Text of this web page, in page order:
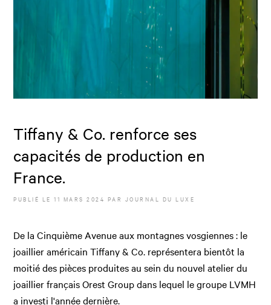
Tiffany & Co. renforce ses
capacités de production en
France.
PUBLIÉ LE11 MARS 2024 PAR JOURNAL DU LUXE
De la Cinquième Avenue aux montagnes vosgiennes : le
joaillier américain Tiffany & Co. représentera bientôt la
moitié des pièces produites au sein du nouvel atelier du
joaillier français Orest Group dans lequel le groupe LVMH
a investi l'année dernière.